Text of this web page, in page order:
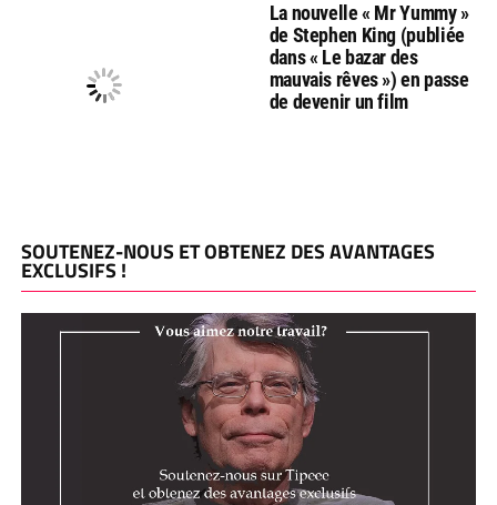
La nouvelle « Mr Yummy »
de Stephen King (publiée
dans « Le bazar des
mauvais rêves ») en passe
de devenir un film
SOUTENEZ-NOUS ET OBTENEZ DES AVANTAGES
EXCLUSIFS !